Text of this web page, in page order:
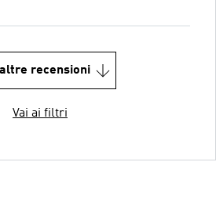
recensioni
Vai ai filtri